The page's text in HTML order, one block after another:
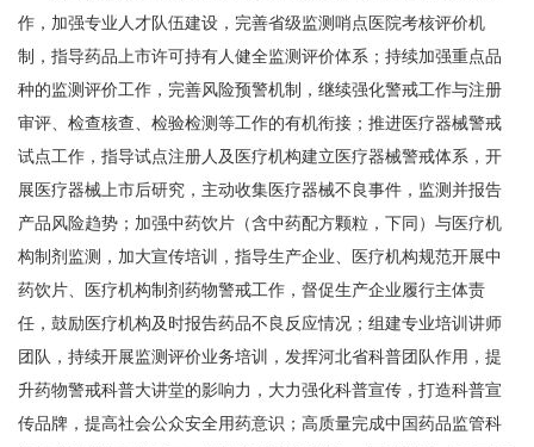
作，加强专业人才队伍建设，完善省级监测哨点医院考核评价机
制，指导药品上市许可持有人健全监测评价体系；持续加强重点品
种的监测评价工作，完善风险预警机制，继续强化警戒工作与注册
审评、检查核查、检验检测等工作的有机衔接；推进医疗器械警戒
试点工作，指导试点注册人及医疗机构建立医疗器械警戒体系，开
展医疗器械上市后研究，主动收集医疗器械不良事件，监测并报告
产品风险趋势；加强中药饮片（含中药配方颗粒，下同）与医疗机
构制剂监测，加大宣传培训，指导生产企业、医疗机构规范开展中
药饮片、医疗机构制剂药物警戒工作，督促生产企业履行主体责
任，鼓励医疗机构及时报告药品不良反应情况；组建专业培训讲师
团队，持续开展监测评价业务培训，发挥河北省科普团队作用，提
升药物警戒科普大讲堂的影响力，大力强化科普宣传，打造科普宣
传品牌，提高社会公众安全用药意识；高质量完成中国药品监管科